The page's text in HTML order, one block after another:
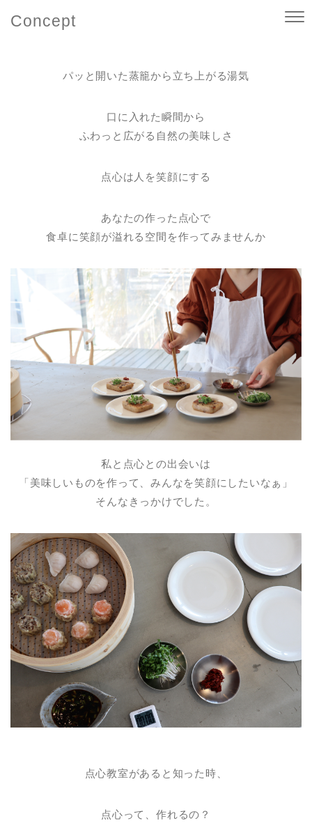
Concept
パッと開いた蒸籠から立ち上がる湯気
口に入れた瞬間から
ふわっと広がる自然の美味しさ
点心は人を笑顔にする
あなたの作った点心で
食卓に笑顔が溢れる空間を作ってみませんか
私と点心との出会いは
「美味しいものを作って、みんなを笑顔にしたいなぁ」
そんなきっかけでした。
点心教室があると知った時、
点心って、作れるの？